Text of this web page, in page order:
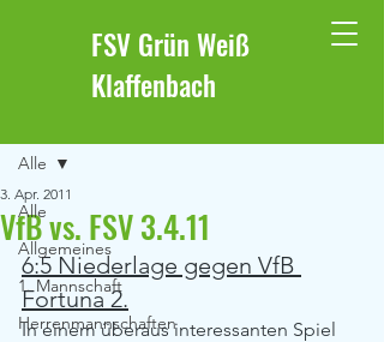
FSV Grün Weiß
Klaffenbach
Alle
Allgemeines
1. Mannschaft
Herrenmannschaften
Alle
VfB vs. FSV 3.4.11
3. Apr. 2011
6:5 Niederlage gegen VfB
Fortuna 2.
In einem überaus interessanten Spiel